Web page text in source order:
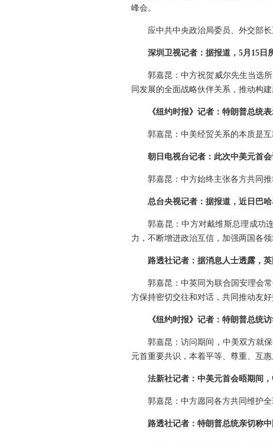
峰会。
应中共中央政治局委员、外交部
深圳卫视记者：据报道，5月15日
郭嘉昆：中方祝贺威尔先生当选
同发展的全面战略伙伴关系，推动构
《纽约时报》记者：特朗普总统
郭嘉昆：中美经贸关系的本质是
朝日电视台记者：此次中美元首
郭嘉昆：中方始终主张各方共同
总台央视记者：据报道，近日巴
郭嘉昆：中方对戴维斯总理成功
力，不断增进政治互信，加强两国各
路透社记者：据消息人士透露，
郭嘉昆：中英同为联合国安理会
方保持密切交往和对话，共同推动友
《纽约时报》记者：特朗普总统
郭嘉昆：访问期间，中美双方就
元首重要共识，本着平等、尊重、互
法新社记者：中美元首会晤期间
郭嘉昆：中方愿同各方共同维护
路透社记者：特朗普总统亲切称